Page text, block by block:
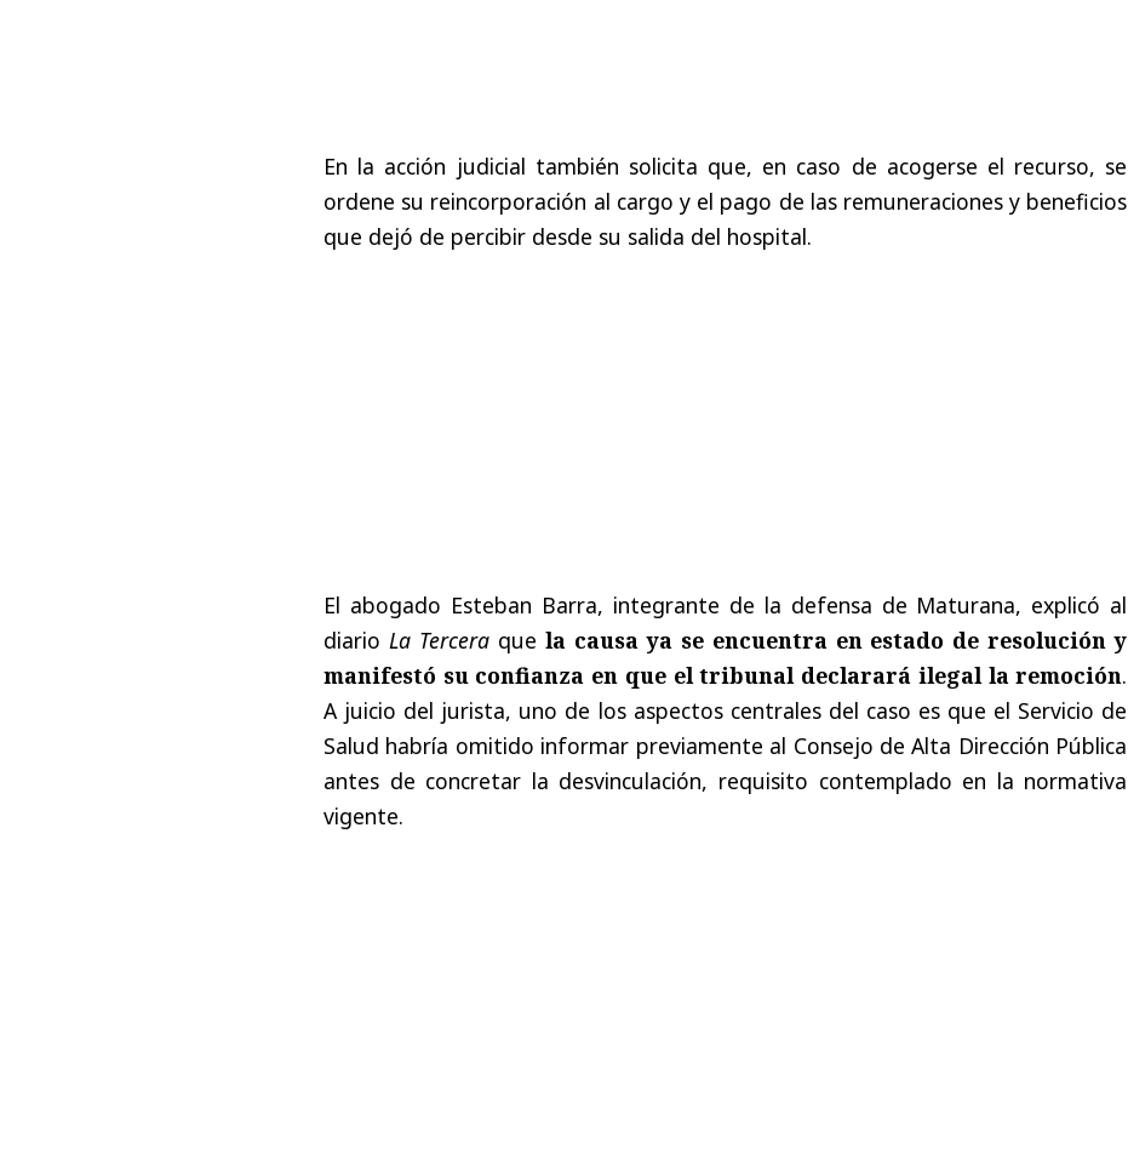
En la acción judicial también solicita que, en caso de acogerse el recurso, se
ordene su reincorporación al cargo y el pago de las remuneraciones y beneficios
que dejó de percibir desde su salida del hospital.
El abogado Esteban Barra, integrante de la defensa de Maturana, explicó al
diario La Terceraque la causa ya se encuentra en estado de resolución y
manifestó su confianza en que el tribunal declarará ilegal la remoción.
A juicio del jurista, uno de los aspectos centrales del caso es que el Servicio de
Salud habría omitido informar previamente al Consejo de Alta Dirección Pública
antes de concretar la desvinculación, requisito contemplado en la normativa
vigente.